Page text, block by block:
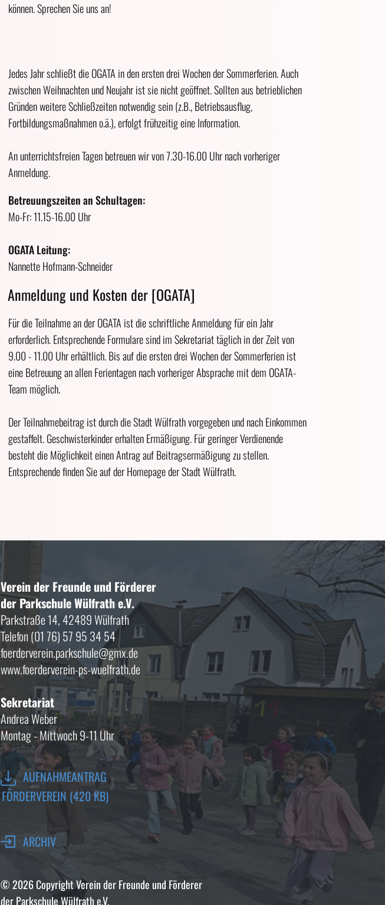
können. Sprechen Sie uns an!
Jedes Jahr schließt die OGATA in den ersten drei Wochen der Sommerferien. Auch
zwischen Weihnachten und Neujahr ist sie nicht geöffnet. Sollten aus betrieblichen
Gründen weitere Schließzeiten notwendig sein (z.B., Betriebsausflug,
Fortbildungsmaßnahmen o.ä.), erfolgt frühzeitig eine Information.
An unterrichtsfreien Tagen betreuen wir von 7.30-16.00 Uhr nach vorheriger
Anmeldung.
Betreuungszeiten an Schultagen:
Mo-Fr: 11.15-16.00 Uhr
OGATA Leitung:
Nannette Hofmann-Schneider
Anmeldung und Kosten der [OGATA]
Für die Teilnahme an der OGATA ist die schriftliche Anmeldung für ein Jahr
erforderlich. Entsprechende Formulare sind im Sekretariat täglich in der Zeit von
9.00 - 11.00 Uhr erhältlich. Bis auf die ersten drei Wochen der Sommerferien ist
eine Betreuung an allen Ferientagen nach vorheriger Absprache mit dem OGATA-
Team möglich.
Der Teilnahmebeitrag ist durch die Stadt Wülfrath vorgegeben und nach Einkommen
gestaffelt. Geschwisterkinder erhalten Ermäßigung. Für geringer Verdienende
besteht die Möglichkeit einen Antrag auf Beitragsermäßigung zu stellen.
Entsprechende finden Sie auf der Homepage der Stadt Wülfrath.
Verein der Freunde und Förderer
der Parkschule Wülfrath e.V.
Parkstraße 14, 42489 Wülfrath
Telefon (01 76) 57 95 34 54
foerderverein.parkschule@gmx.de
www.foerderverein-ps-wuelfrath.de
Sekretariat
Andrea Weber
Montag - Mittwoch 9-11 Uhr
​AUFNAHMEANTRAG
FÖRDERVEREIN (420 KB)
ARCHIV
© 2026 Copyright ​Verein der Freunde und Förderer
der Parkschule Wülfrath e.V.